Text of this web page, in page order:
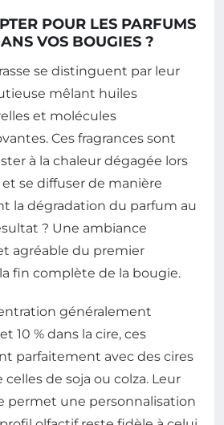
POUR LES PARFUMS
VOS BOUGIES ?
se distinguent par leur
mêlant huiles
et molécules
Ces fragrances sont
à la chaleur dégagée lors
se diffuser de manière
la dégradation du parfum au
? Une ambiance
agréable du premier
fin complète de la bougie.
généralement
10 % dans la cire, ces
parfaitement avec des cires
de soja ou colza. Leur
permet une personnalisation